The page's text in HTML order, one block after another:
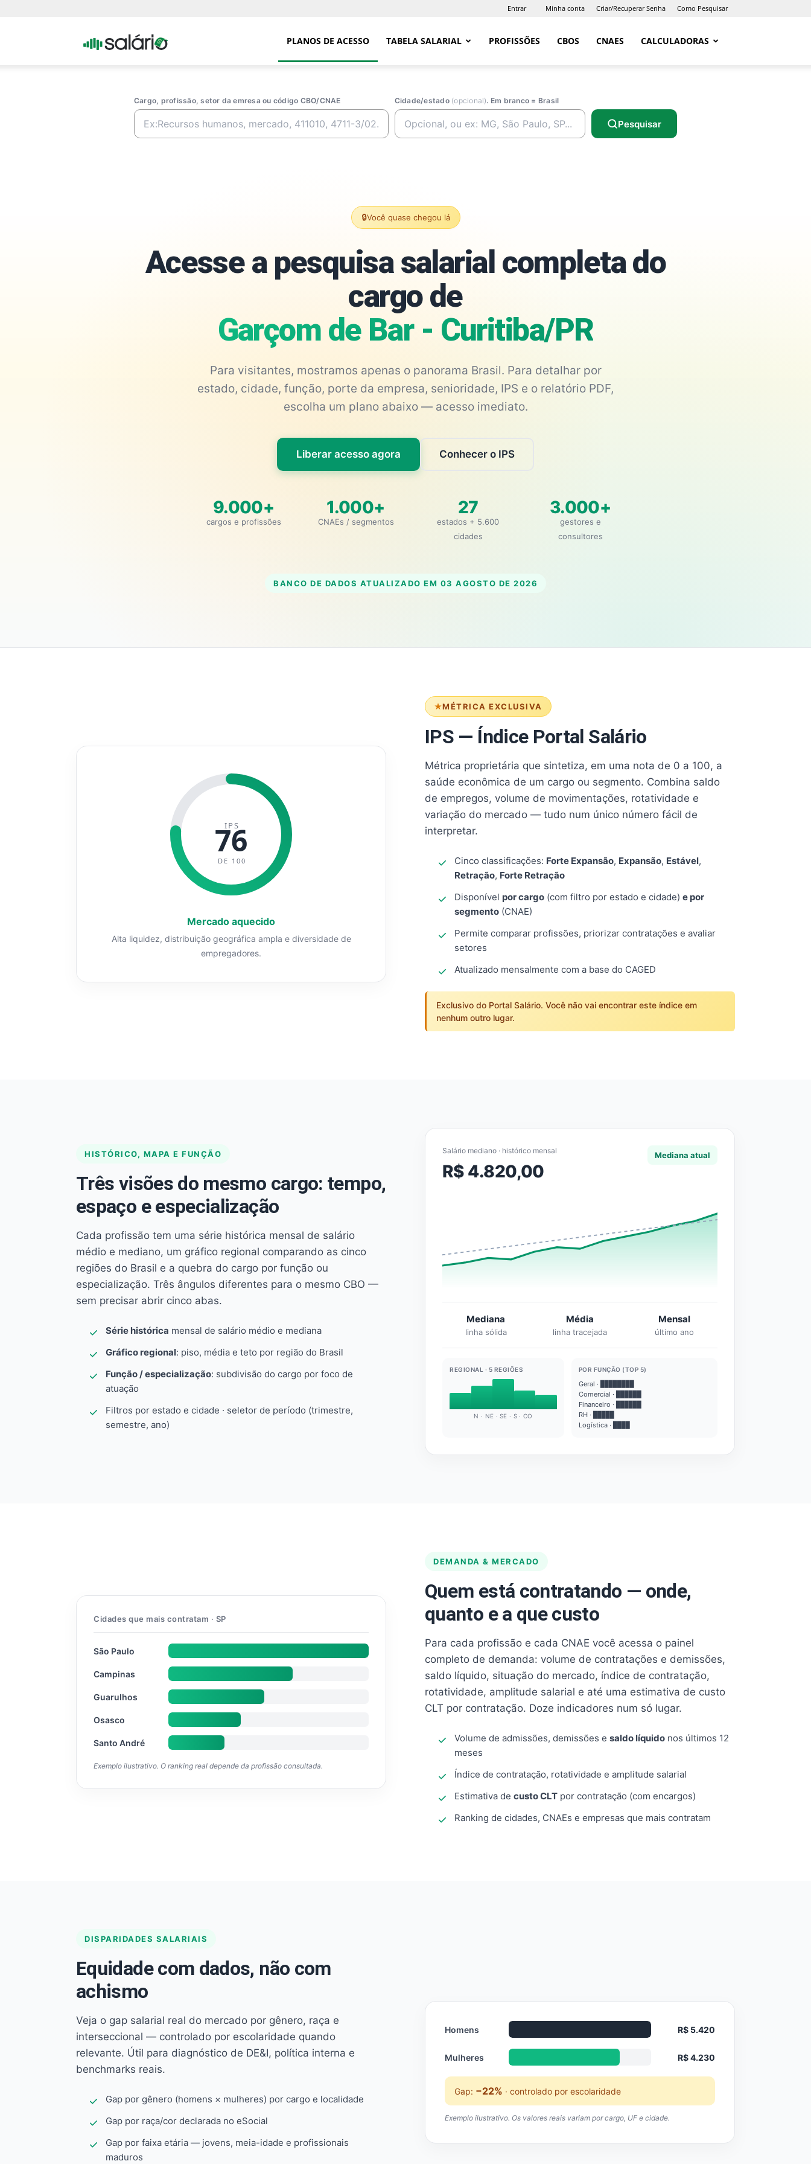
Entrar Minha conta Criar/Recuperar Senha Como Pesquisar
Portal PLANOS DE ACESSO TABELA SALARIAL PROFISSÕES CBOS CNAES CALCULADORAS
Cargo, profissão, setor da emresa ou código CBO/CNAE Cidade/estado (opcional). Em branco = Brasil
Pesquisar
🔒Você quase chegou lá
Acesse a pesquisa salarial completa do
cargo de
Garçom de Bar - Curitiba/PR
Para visitantes, mostramos apenas o panorama Brasil. Para detalhar por
estado, cidade, função, porte da empresa, senioridade, IPS e o relatório PDF,
escolha um plano abaixo — acesso imediato.
Liberar acesso agora Conhecer o IPS
9.000+
cargos e profissões
1.000+
CNAEs / segmentos
27
estados + 5.600
cidades
3.000+
gestores e
consultores
BANCO DE DADOS ATUALIZADO EM 03 AGOSTO DE 2026
MÉTRICA EXCLUSIVA
IPS — Índice Portal Salário
Métrica proprietária que sintetiza, em uma nota de 0 a 100, a
saúde econômica de um cargo ou segmento. Combina saldo
de empregos, volume de movimentações, rotatividade e
variação do mercado — tudo num único número fácil de
interpretar.
Cinco classificações: Forte Expansão, Expansão, Estável,
Retração, Forte Retração
Disponível por cargo (com filtro por estado e cidade) e por
segmento (CNAE)
Permite comparar profissões, priorizar contratações e avaliar
setores
Atualizado mensalmente com a base do CAGED
Exclusivo do Portal Salário. Você não vai encontrar este índice em
nenhum outro lugar.
IPS
76
DE 100
Mercado aquecido
Alta liquidez, distribuição geográfica ampla e diversidade de
empregadores.
HISTÓRICO, MAPA E FUNÇÃO
Três visões do mesmo cargo: tempo,
espaço e especialização
Cada profissão tem uma série histórica mensal de salário
médio e mediano, um gráfico regional comparando as cinco
regiões do Brasil e a quebra do cargo por função ou
especialização. Três ângulos diferentes para o mesmo CBO —
sem precisar abrir cinco abas.
Série histórica mensal de salário médio e mediana
Gráfico regional: piso, média e teto por região do Brasil
Função / especialização: subdivisão do cargo por foco de
atuação
Filtros por estado e cidade · seletor de período (trimestre,
semestre, ano)
Salário mediano · histórico mensal
R$ 4.820,00
Mediana atual
Mediana
linha sólida
Média
linha tracejada
Mensal
último ano
REGIONAL · 5 REGIÕES
N · NE · SE · S · CO
POR FUNÇÃO (TOP 5)
Geral · ████████
Comercial · ██████
Financeiro · ██████
RH · █████
Logística · ████
DEMANDA & MERCADO
Quem está contratando — onde,
quanto e a que custo
Para cada profissão e cada CNAE você acessa o painel
completo de demanda: volume de contratações e demissões,
saldo líquido, situação do mercado, índice de contratação,
rotatividade, amplitude salarial e até uma estimativa de custo
CLT por contratação. Doze indicadores num só lugar.
Volume de admissões, demissões e saldo líquido nos últimos 12
meses
Índice de contratação, rotatividade e amplitude salarial
Estimativa de custo CLT por contratação (com encargos)
Ranking de cidades, CNAEs e empresas que mais contratam
Cidades que mais contratam · SP
São Paulo
Campinas
Guarulhos
Osasco
Santo André
Exemplo ilustrativo. O ranking real depende da profissão consultada.
DISPARIDADES SALARIAIS
Equidade com dados, não com
achismo
Veja o gap salarial real do mercado por gênero, raça e
interseccional — controlado por escolaridade quando
relevante. Útil para diagnóstico de DE&I, política interna e
benchmarks reais.
Gap por gênero (homens × mulheres) por cargo e localidade
Gap por raça/cor declarada no eSocial
Gap por faixa etária — jovens, meia-idade e profissionais
maduros
Homens R$ 5.420
Mulheres R$ 4.230
Gap: −22% · controlado por escolaridade
Exemplo ilustrativo. Os valores reais variam por cargo, UF e cidade.